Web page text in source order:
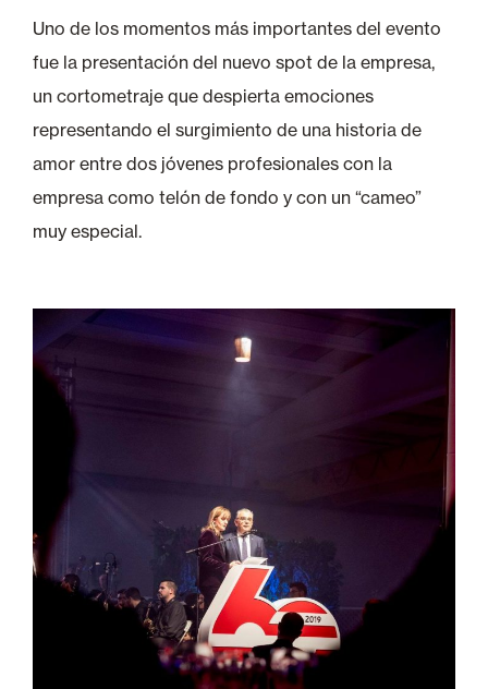
Uno de los momentos más importantes del evento
fue la presentación del nuevo spot de la empresa,
un cortometraje que despierta emociones
representando el surgimiento de una historia de
amor entre dos jóvenes profesionales con la
empresa como telón de fondo y con un “cameo”
muy especial.